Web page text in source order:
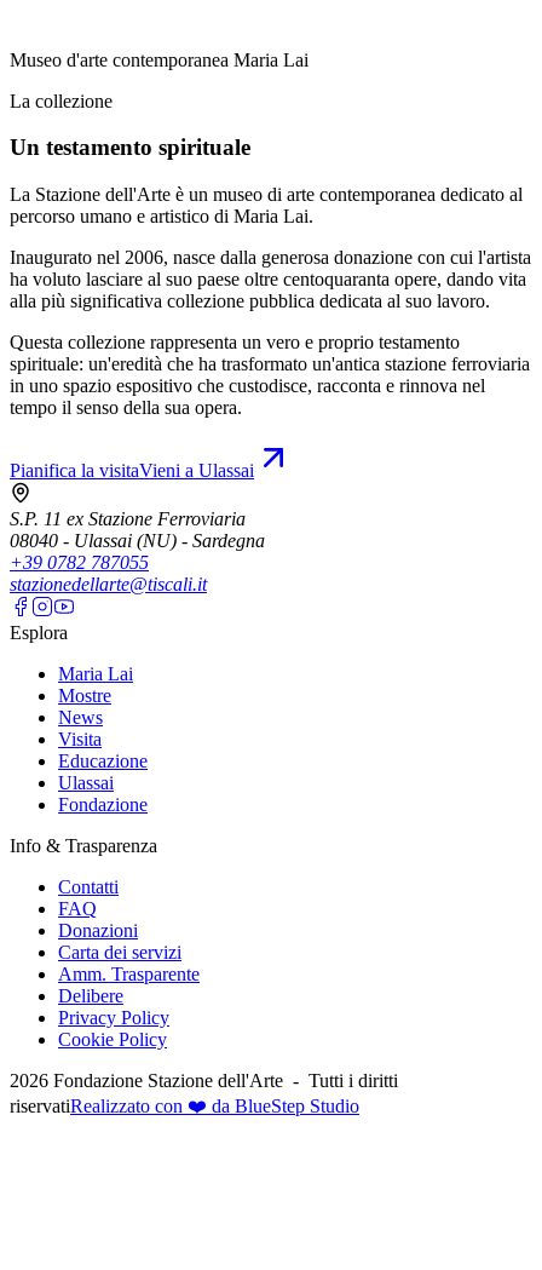
Museo d'arte contemporanea Maria Lai
La collezione
Un testamento spirituale
La Stazione dell'Arte è un museo di arte contemporanea dedicato al
percorso umano e artistico di Maria Lai.
Inaugurato nel 2006, nasce dalla generosa donazione con cui l'artista
ha voluto lasciare al suo paese oltre centoquaranta opere, dando vita
alla più significativa collezione pubblica dedicata al suo lavoro.
Questa collezione rappresenta un vero e proprio testamento
spirituale: un'eredità che ha trasformato un'antica stazione ferroviaria
in uno spazio espositivo che custodisce, racconta e rinnova nel
tempo il senso della sua opera.
Pianifica la visitaVieni a Ulassai
S.P. 11 ex Stazione Ferroviaria
08040 - Ulassai (NU) - Sardegna
+39 0782 787055
stazionedellarte@tiscali.it
Esplora
Maria Lai
Mostre
News
Visita
Educazione
Ulassai
Fondazione
Info & Trasparenza
Contatti
FAQ
Donazioni
Carta dei servizi
Amm. Trasparente
Delibere
Privacy Policy
Cookie Policy
2026 Fondazione Stazione dell'Arte - Tutti i diritti
riservatiRealizzato con ❤️ da BlueStep Studio